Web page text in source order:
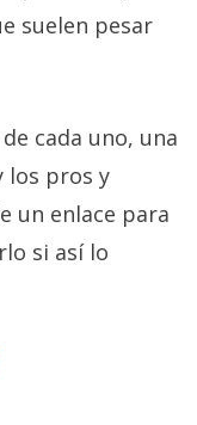
suelen pesar
cada uno, una
los pros y
un enlace para
si así lo